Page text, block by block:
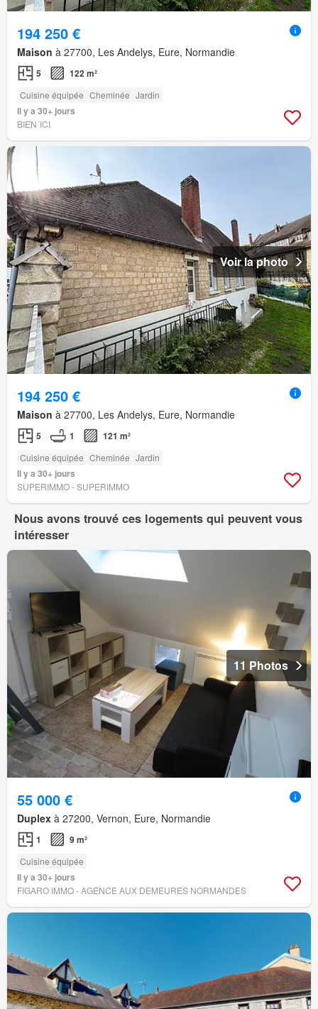
194 250 €
Maison à 27700, Les Andelys, Eure, Normandie
5 122 m²
Cuisine équipée Cheminée Jardin
Il y a 30+ jours
BIEN´ICI
Voir la photo
194 250 €
Maison à 27700, Les Andelys, Eure, Normandie
5 1 121 m²
Cuisine équipée Cheminée Jardin
Il y a 30+ jours
SUPERIMMO - SUPERIMMO
Nous avons trouvé ces logements qui peuvent vous
intéresser
11 Photos
55 000 €
Duplex à 27200, Vernon, Eure, Normandie
1 9 m²
Cuisine équipée
Il y a 30+ jours
FIGARO IMMO - AGENCE AUX DEMEURES NORMANDES